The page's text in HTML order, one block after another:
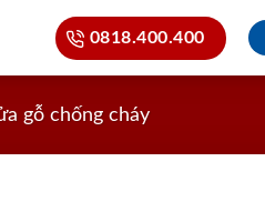
0818.400.400
gỗ chống cháy